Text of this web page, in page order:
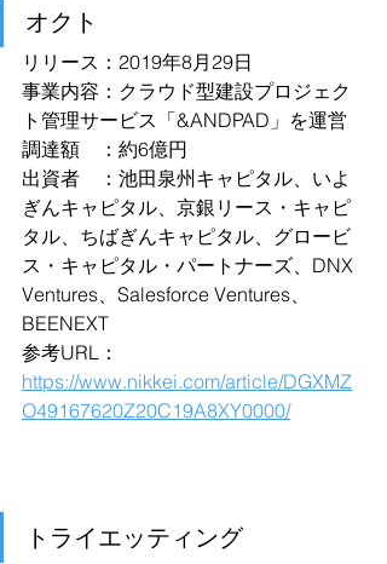
オクト
リリース：2019年8月29日
事業内容：クラウド型建設プロジェク
ト管理サービス「&ANDPAD」を運営
調達額　：約6億円
出資者　：池田泉州キャピタル、いよ
ぎんキャピタル、京銀リース・キャピ
タル、ちばぎんキャピタル、グロービ
ス・キャピタル・パートナーズ、DNX
Ventures、Salesforce Ventures、
BEENEXT
参考URL：
https://www.nikkei.com/article/DGXMZ
O49167620Z20C19A8XY0000/
トライエッティング